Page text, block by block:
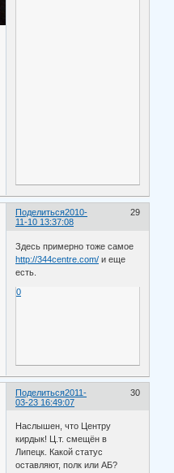
Поделиться 29
2010-
11-10 13:37:08
Здесь примерно тоже самое
http://344centre.com/ и еще
есть.
0
Поделиться 30
2011-
03-23 16:49:07
Наслышен, что Центру
кирдык! Ц.т. смещён в
Липецк. Какой статус
оставляют, полк или АБ?